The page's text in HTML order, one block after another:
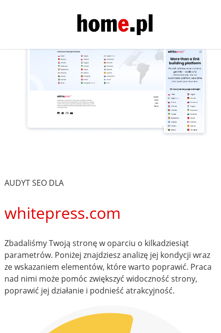
AUDYT SEO DLA
whitepress.com
Zbadaliśmy Twoją stronę w oparciu o kilkadziesiąt
parametrów. Poniżej znajdziesz analizę jej kondycji wraz
ze wskazaniem elementów, które warto poprawić. Praca
nad nimi może pomóc zwiększyć widoczność strony,
poprawić jej działanie i podnieść atrakcyjność.